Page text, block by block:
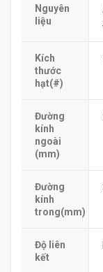
Nguyên
liệu
Kích
thước
hạt(#)
Đường
kính
ngoài
(mm)
Đường
kính
trong(mm)
Độ liên
kết